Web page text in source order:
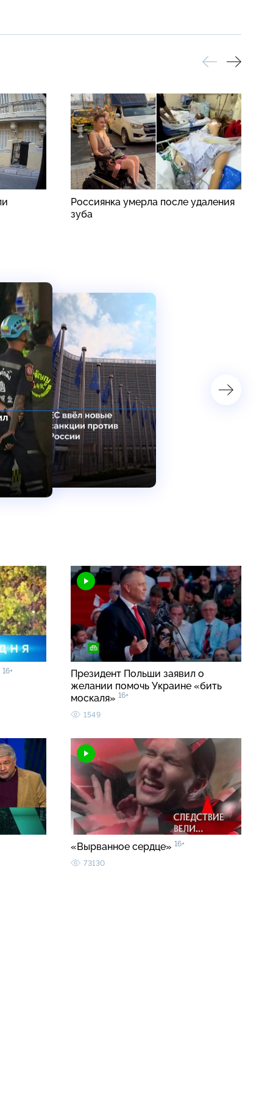
Россиянка умерла после удаления
зуба
16+
Президент Польши заявил о
желании помочь Украине «бить
москаля» 16+
1549
«Вырванное сердце» 16+
73130